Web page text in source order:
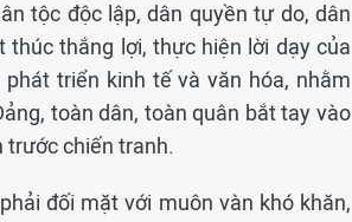
tộc độc lập, dân quyền tự do, dân
thúc thắng lợi, thực hiện lời dạy của
triển kinh tế và văn hóa, nhằm
toàn dân, toàn quân bắt tay vào
trước chiến tranh.
đối mặt với muôn vàn khó khăn,